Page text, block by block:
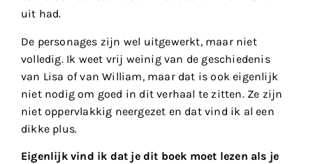
uit had.
De personages zijn wel uitgewerkt, maar niet
volledig. Ik weet vrij weinig van de geschiedenis
van Lisa of van William, maar dat is ook eigenlijk
niet nodig om goed in dit verhaal te zitten. Ze zijn
niet oppervlakkig neergezet en dat vind ik al een
dikke plus.
Eigenlijk vind ik dat je dit boek moet lezen als je